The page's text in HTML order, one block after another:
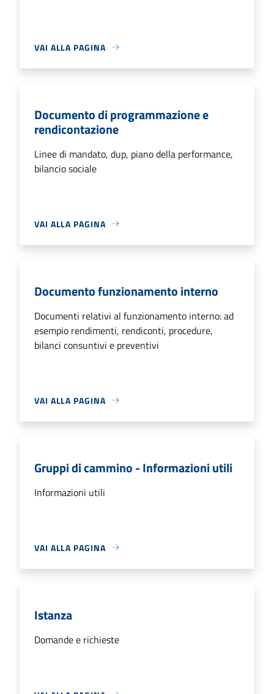
VAI ALLA PAGINA
Documento di programmazione e
rendicontazione
Linee di mandato, dup, piano della performance,
bilancio sociale
VAI ALLA PAGINA
Documento funzionamento interno
Documenti relativi al funzionamento interno: ad
esempio rendimenti, rendiconti, procedure,
bilanci consuntivi e preventivi
VAI ALLA PAGINA
Gruppi di cammino - Informazioni utili
Informazioni utili
VAI ALLA PAGINA
Istanza
Domande e richieste